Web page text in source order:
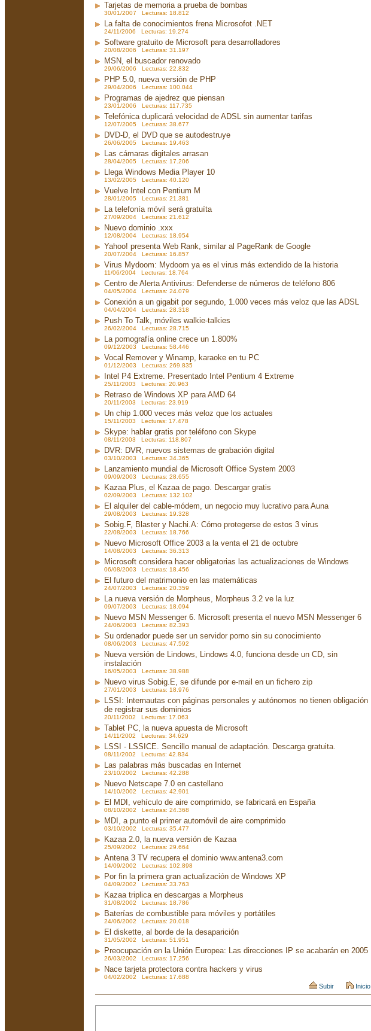
Tarjetas de memoria a prueba de bombas
30/01/2007 Lecturas: 18.812
La falta de conocimientos frena Microsofot .NET
24/11/2006 Lecturas: 19.274
Software gratuito de Microsoft para desarrolladores
20/08/2006 Lecturas: 31.197
MSN, el buscador renovado
29/06/2006 Lecturas: 22.832
PHP 5.0, nueva versión de PHP
29/04/2006 Lecturas: 100.044
Programas de ajedrez que piensan
23/01/2006 Lecturas: 117.735
Telefónica duplicará velocidad de ADSL sin aumentar tarifas
12/07/2005 Lecturas: 38.677
DVD-D, el DVD que se autodestruye
26/06/2005 Lecturas: 19.463
Las cámaras digitales arrasan
28/04/2005 Lecturas: 17.206
Llega Windows Media Player 10
13/02/2005 Lecturas: 40.120
Vuelve Intel con Pentium M
28/01/2005 Lecturas: 21.381
La telefonía móvil será gratuíta
27/09/2004 Lecturas: 21.612
Nuevo dominio .xxx
12/08/2004 Lecturas: 18.954
Yahoo! presenta Web Rank, similar al PageRank de Google
20/07/2004 Lecturas: 16.857
Virus Mydoom: Mydoom ya es el virus más extendido de la historia
11/06/2004 Lecturas: 18.764
Centro de Alerta Antivirus: Defenderse de números de teléfono 806
04/05/2004 Lecturas: 24.079
Conexión a un gigabit por segundo, 1.000 veces más veloz que las ADSL
04/04/2004 Lecturas: 28.318
Push To Talk, móviles walkie-talkies
26/02/2004 Lecturas: 28.715
La pornografía online crece un 1.800%
09/12/2003 Lecturas: 58.446
Vocal Remover y Winamp, karaoke en tu PC
01/12/2003 Lecturas: 269.835
Intel P4 Extreme. Presentado Intel Pentium 4 Extreme
25/11/2003 Lecturas: 20.963
Retraso de Windows XP para AMD 64
20/11/2003 Lecturas: 23.919
Un chip 1.000 veces más veloz que los actuales
15/11/2003 Lecturas: 17.478
Skype: hablar gratis por teléfono con Skype
08/11/2003 Lecturas: 118.807
DVR: DVR, nuevos sistemas de grabación digital
03/10/2003 Lecturas: 34.365
Lanzamiento mundial de Microsoft Office System 2003
09/09/2003 Lecturas: 28.655
Kazaa Plus, el Kazaa de pago. Descargar gratis
02/09/2003 Lecturas: 132.102
El alquiler del cable-módem, un negocio muy lucrativo para Auna
29/08/2003 Lecturas: 19.328
Sobig.F, Blaster y Nachi.A: Cómo protegerse de estos 3 virus
22/08/2003 Lecturas: 18.766
Nuevo Microsoft Office 2003 a la venta el 21 de octubre
14/08/2003 Lecturas: 36.313
Microsoft considera hacer obligatorias las actualizaciones de Windows
06/08/2003 Lecturas: 18.456
El futuro del matrimonio en las matemáticas
24/07/2003 Lecturas: 20.359
La nueva versión de Morpheus, Morpheus 3.2 ve la luz
09/07/2003 Lecturas: 18.094
Nuevo MSN Messenger 6. Microsoft presenta el nuevo MSN Messenger 6
24/06/2003 Lecturas: 82.393
Su ordenador puede ser un servidor porno sin su conocimiento
08/06/2003 Lecturas: 47.592
Nueva versión de Lindows, Lindows 4.0, funciona desde un CD, sin
instalación
16/05/2003 Lecturas: 38.988
Nuevo virus Sobig.E, se difunde por e-mail en un fichero zip
27/01/2003 Lecturas: 18.976
LSSI: Internautas con páginas personales y autónomos no tienen obligación
de registrar sus dominios
20/11/2002 Lecturas: 17.063
Tablet PC, la nueva apuesta de Microsoft
14/11/2002 Lecturas: 34.629
LSSI - LSSICE. Sencillo manual de adaptación. Descarga gratuita.
08/11/2002 Lecturas: 42.834
Las palabras más buscadas en Internet
23/10/2002 Lecturas: 42.288
Nuevo Netscape 7.0 en castellano
14/10/2002 Lecturas: 42.901
El MDI, vehículo de aire comprimido, se fabricará en España
08/10/2002 Lecturas: 24.368
MDI, a punto el primer automóvil de aire comprimido
03/10/2002 Lecturas: 35.477
Kazaa 2.0, la nueva versión de Kazaa
25/09/2002 Lecturas: 29.664
Antena 3 TV recupera el dominio www.antena3.com
14/09/2002 Lecturas: 102.898
Por fin la primera gran actualización de Windows XP
04/09/2002 Lecturas: 33.763
Kazaa triplica en descargas a Morpheus
31/08/2002 Lecturas: 18.786
Baterías de combustible para móviles y portátiles
24/06/2002 Lecturas: 20.018
El diskette, al borde de la desaparición
31/05/2002 Lecturas: 51.951
Preocupación en la Unión Europea: Las direcciones IP se acabarán en 2005
26/03/2002 Lecturas: 17.256
Nace tarjeta protectora contra hackers y virus
04/02/2002 Lecturas: 17.688
Subir Inicio